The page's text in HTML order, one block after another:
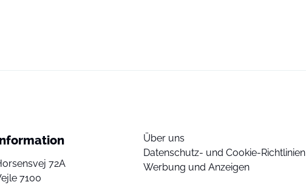
72A
7100
Über uns
Datenschutz- und Cookie-Richtlinien
Werbung und Anzeigen